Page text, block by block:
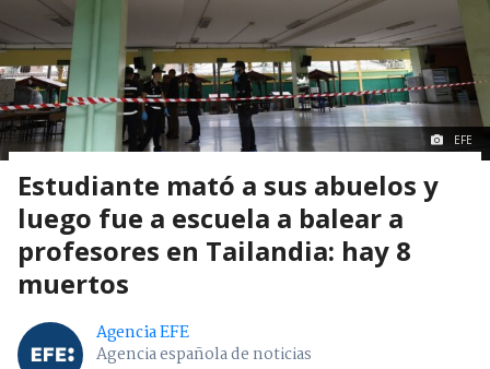
EFE
Estudiante mató a sus abuelos y
luego fue a escuela a balear a
profesores en Tailandia: hay 8
muertos
Agencia EFE
Agencia española de noticias